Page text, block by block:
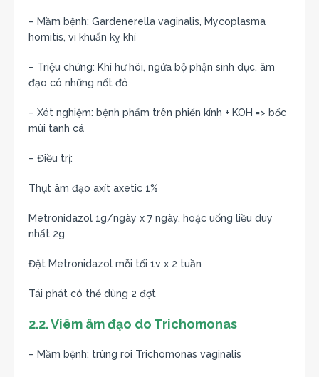
– Mầm bệnh: Gardenerella vaginalis, Mycoplasma
homitis, vi khuẩn kỵ khí
– Triệu chứng: Khí hư hôi, ngứa bộ phận sinh dục, âm
đạo có những nốt đỏ
– Xét nghiệm: bệnh phẩm trên phiến kính + KOH => bốc
mùi tanh cá
– Điều trị:
Thụt âm đạo axít axetic 1%
Metronidazol 1g/ngày x 7 ngày, hoặc uống liều duy
nhất 2g
Đặt Metronidazol mỗi tối 1v x 2 tuần
Tái phát có thể dùng 2 đợt
2.2. Viêm âm đạo do Trichomonas
– Mầm bệnh: trùng roi Trichomonas vaginalis